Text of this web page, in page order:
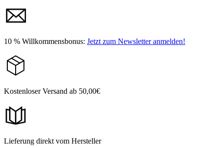
10 % Willkommensbonus: Jetzt zum Newsletter anmelden!
Kostenloser Versand ab 50,00€
Lieferung direkt vom Hersteller